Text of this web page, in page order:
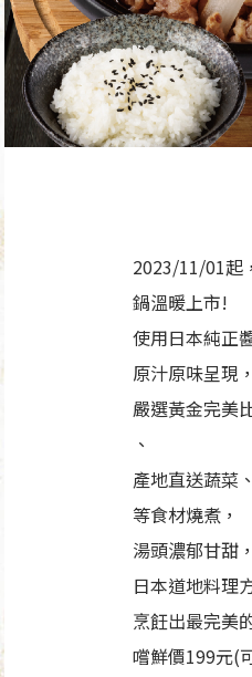
2023/11/01起
鍋溫暖上市!
使用日本純正
原汁原味呈現，
嚴選黃金完美
、
產地直送蔬菜
等食材燒煮，
湯頭濃郁甘甜
日本道地料理
烹飪出最完美
嚐鮮價199元(